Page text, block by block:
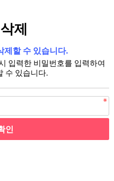
제
제할 수 있습니다.
입력한 비밀번호를 입력하여
수 있습니다.